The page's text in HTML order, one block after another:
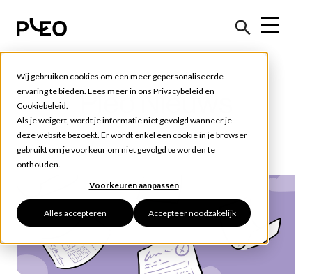
Wij gebruiken cookies om een meer gepersonaliseerde
ervaring te bieden. Lees meer in ons Privacybeleid en
Cookiebeleid.
Als je weigert, wordt je informatie niet gevolgd wanneer je
deze website bezoekt. Er wordt enkel een cookie in je browser
gebruikt om je voorkeur om niet gevolgd te worden te
onthouden.
Voorkeuren aanpassen
Alles accepteren Accepteer noodzakelijk
Pleo Nieuws